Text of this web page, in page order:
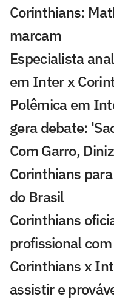
Corinthians:
marcam
Especialista
em Inter x
Polêmica em
gera debate:
Com Garro,
Corinthians
do Brasil
Corinthians
profissional
Corinthians x
assistir e